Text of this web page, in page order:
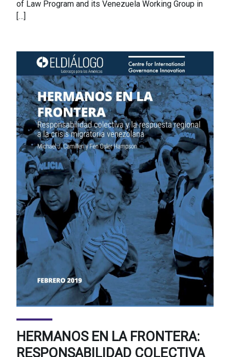
of Law Program and its Venezuela Working Group in
[…]
HERMANOS EN LA FRONTERA:
RESPONSABILIDAD COLECTIVA